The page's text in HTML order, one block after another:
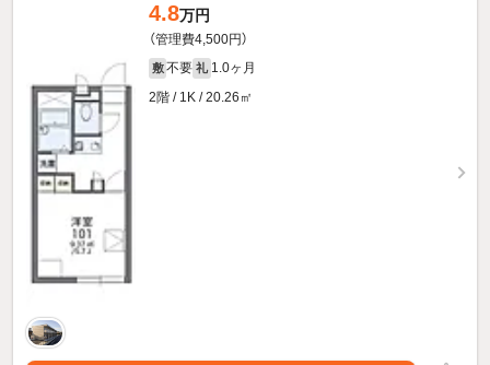
4.8万円
（管理費4,500円）
敷 不要 礼 1.0ヶ月
2階 / 1K / 20.26㎡